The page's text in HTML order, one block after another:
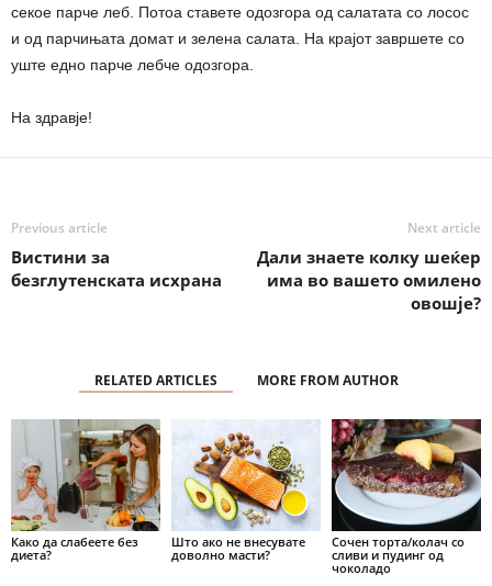
секое парче леб. Потоа ставете одозгора од салатата со лосос
и од парчињата домат и зелена салата. На крајот завршете со
уште едно парче лебче одозгора.
На здравје!
Previous article
Вистини за
безглутенската исхрана
Next article
Дали знаете колку шеќер
има во вашето омилено
овошје?
RELATED ARTICLES MORE FROM AUTHOR
Како да слабеете без
диета?
Што ако не внесувате
доволно масти?
Сочен торта/колач со
сливи и пудинг од
чоколадо